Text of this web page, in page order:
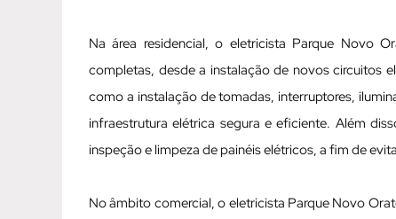
Na área residencial, o eletricista Parque Novo
completas, desde a instalação de novos circuitos
como a instalação de tomadas, interruptores,
infraestrutura elétrica segura e eficiente. Além
inspeção e limpeza de painéis elétricos, a fim de
No âmbito comercial, o eletricista Parque Novo